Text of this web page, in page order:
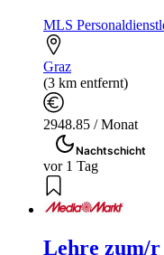
MLS
Graz
(3 km entfernt)
2948.85 / Monat
Nachtschicht
vor 1 Tag
Lehre zum/